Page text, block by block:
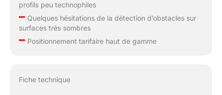
profils peu technophiles
–Quelques hésitations de la détection d’obstacles sur
surfaces très sombres
–Positionnement tarifaire haut de gamme
Fiche technique